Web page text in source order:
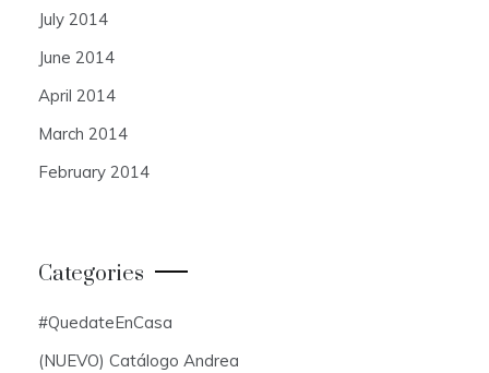
July 2014
June 2014
April 2014
March 2014
February 2014
Categories
#QuedateEnCasa
(NUEVO) Catálogo Andrea